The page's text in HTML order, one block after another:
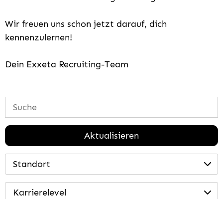
Wir freuen uns schon jetzt darauf, dich
kennenzulernen!
Dein Exxeta Recruiting-Team
Aktualisieren
Standort
Karrierelevel